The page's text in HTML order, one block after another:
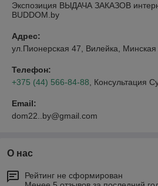
Экспозиция ВЫДАЧА ЗАКАЗОВ
BUDDOM.by
Адрес:
ул.Пионерская 47, Вилейка, Минская
Телефон:
+375 (44) 566-84-88 , Консультация
Email:
dom22..by@gmail.com
О нас
Рейтинг не сформирован